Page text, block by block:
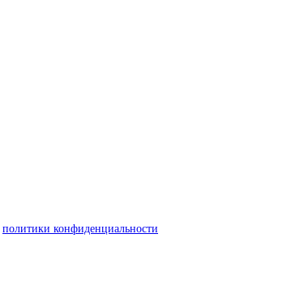
политики конфиденциальности